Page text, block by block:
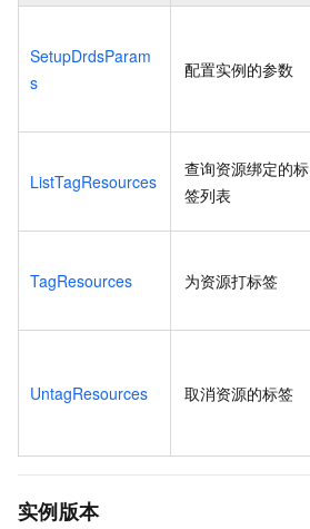
SetupDrdsParam
s
配置实例的参数
ListTagResources
查询资源绑定的标
签列表
TagResources 为资源打标签
UntagResources 取消资源的标签
实例版本